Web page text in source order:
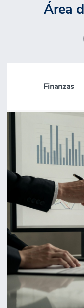
Área
Finanzas